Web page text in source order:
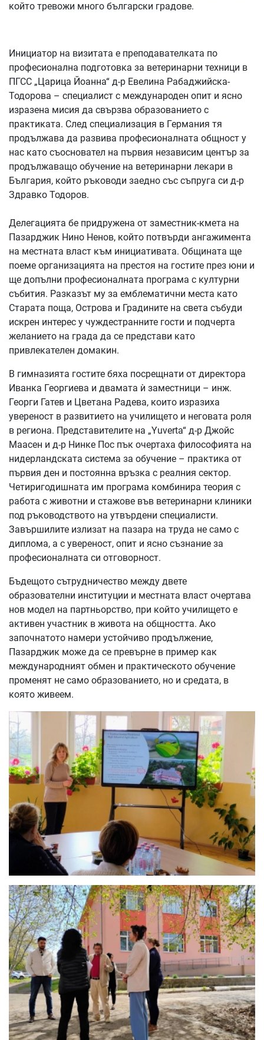
който тревожи много български градове.
Инициатор на визитата е преподавателката по
професионална подготовка за ветеринарни техници в
ПГСС „Царица Йоанна“ д-р Евелина Рабаджийска-
Тодорова – специалист с международен опит и ясно
изразена мисия да свързва образованието с
практиката. След специализация в Германия тя
продължава да развива професионалната общност у
нас като съосновател на първия независим център за
продължаващо обучение на ветеринарни лекари в
България, който ръководи заедно със съпруга си д-р
Здравко Тодоров.
Делегацията бе придружена от заместник-кмета на
Пазарджик Нино Ненов, който потвърди ангажимента
на местната власт към инициативата. Общината ще
поеме организацията на престоя на гостите през юни и
ще допълни професионалната програма с културни
събития. Разказът му за емблематични места като
Старата поща, Острова и Градините на света събуди
искрен интерес у чуждестранните гости и подчерта
желанието на града да се представи като
привлекателен домакин.
В гимназията гостите бяха посрещнати от директора
Иванка Георгиева и двамата ѝ заместници – инж.
Георги Гатев и Цветана Радева, които изразиха
увереност в развитието на училището и неговата роля
в региона. Представителите на „Yuverta“ д-р Джойс
Маасен и д-р Нинке Пос пък очертаха философията на
нидерландската система за обучение – практика от
първия ден и постоянна връзка с реалния сектор.
Четиригодишната им програма комбинира теория с
работа с животни и стажове във ветеринарни клиники
под ръководството на утвърдени специалисти.
Завършилите излизат на пазара на труда не само с
диплома, а с увереност, опит и ясно съзнание за
професионалната си отговорност.
Бъдещото сътрудничество между двете
образователни институции и местната власт очертава
нов модел на партньорство, при който училището е
активен участник в живота на общността. Ако
започнатото намери устойчиво продължение,
Пазарджик може да се превърне в пример как
международният обмен и практическото обучение
променят не само образованието, но и средата, в
която живеем.